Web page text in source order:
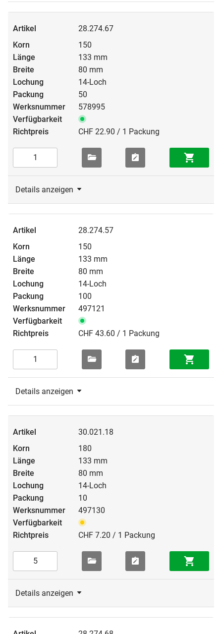
28.274.67
150
133 mm
80 mm
14-Loch
50
578995
CHF 22.90 / 1 Packung
Details anzeigen
28.274.57
150
133 mm
80 mm
14-Loch
100
497121
CHF 43.60 / 1 Packung
Details anzeigen
30.021.18
180
133 mm
80 mm
14-Loch
10
497130
CHF 7.20 / 1 Packung
Details anzeigen